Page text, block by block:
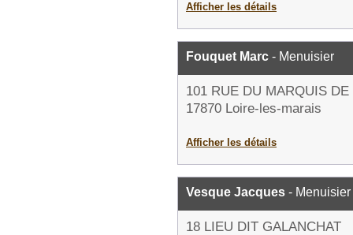
Afficher les détails
Fouquet Marc - Menuisier
101 RUE DU MARQUIS
17870 Loire-les-marais
Afficher les détails
Vesque Jacques - Menuisier
18 LIEU DIT GALANCHAT